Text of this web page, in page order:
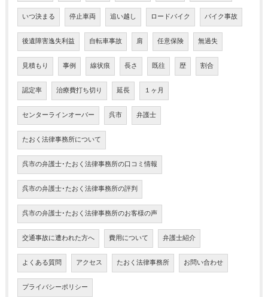
いつ決まる 停止車両 追い越し ロードバイク バイク事故
後遺障害逸失利益 自転車事故 肩 任意保険 無過失
見積もり 事例 線状痕 長さ 既往 歴 割合
認定率 治療費打ち切り 延長 １ヶ月
センターラインオーバー 呉市 弁護士
たおく法律事務所について
呉市の弁護士･たおく法律事務所の口コミ情報
呉市の弁護士･たおく法律事務所の評判
呉市の弁護士･たおく法律事務所のお客様の声
交通事故に遭われた方へ 費用について 弁護士紹介
よくある質問 アクセス たおく法律事務所 お問い合わせ
プライバシーポリシー